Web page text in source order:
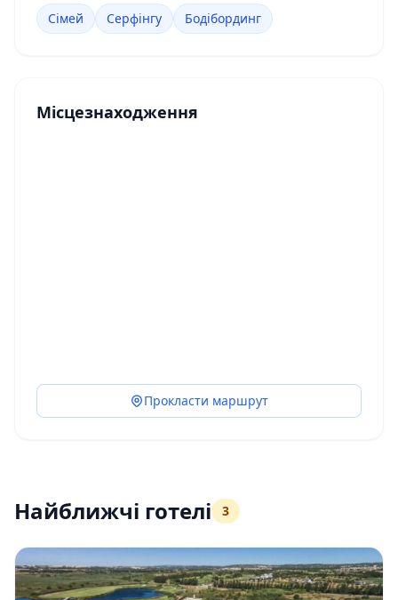
Сімей Серфінгу Бодібординг
Місцезнаходження
Прокласти маршрут
Найближчі готелі 3